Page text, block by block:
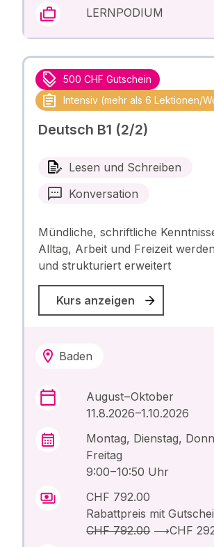
LERNPODIUM
500 CHF Gutschein
Intensiv (mehr als 6 Lektionen/
Deutsch B1 (2/2)
Lesen und Schreiben
Konversation
Mündliche, schriftliche
Alltag, Arbeit und Freizeit
und strukturiert erweitert
Kurs anzeigen
Baden
August – Oktober
11.8.2026 –1.10.2026
Montag, Dienstag,
Freitag
9:00 – 10:50 Uhr
CHF 792.00
Rabattpreis mit
CHF 792.00⟶CHF